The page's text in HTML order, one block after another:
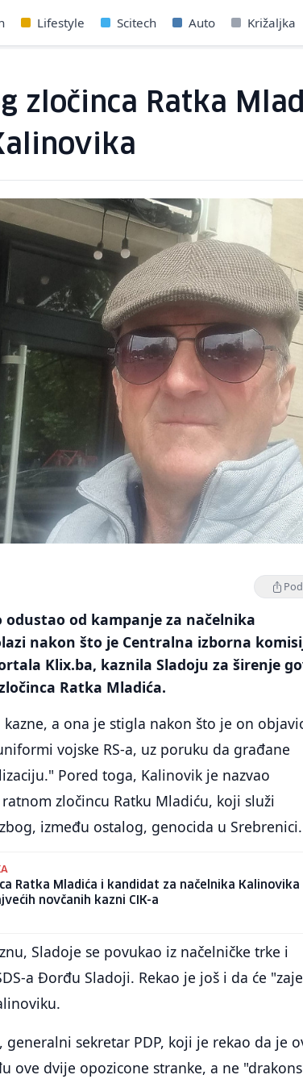
Lifestyle Scitech Auto Križaljka
zločinca Ratka
odustao od kampanje za načelnika
nakon što je Centralna izborna
Klix.ba, kaznila Sladoju za širenje
Ratka Mladića.
a ona je stigla nakon što je on
vojske RS-a, uz poruku da građane
Pored toga, Kalinovik je nazvao
zločincu Ratku Mladiću, koji služi
između ostalog, genocida u Srebrenici.
Ratka Mladića i kandidat za načelnika Kalinovika
novčanih kazni CIK-a
Sladoje se povukao iz načelničke trke i
a Đorđu Sladoji. Rekao je još i da će
sekretar PDP, koji je rekao da je
ove dvije opozicone stranke, a ne